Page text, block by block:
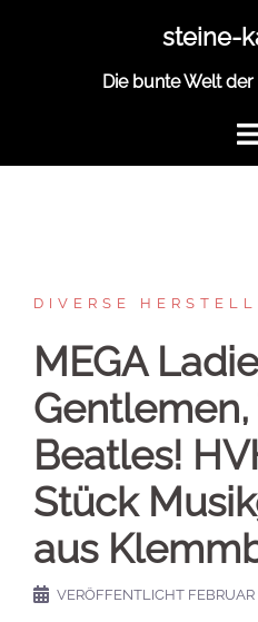
steine-
Die bunte Welt
DIVERSE
MEGA
Gentlemen,
Beatles!
Stück
aus
VERÖFFENTLICHT